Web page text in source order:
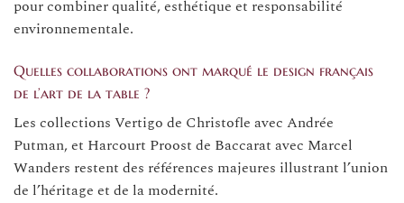
pour combiner qualité, esthétique et responsabilité
environnementale.
Quelles collaborations ont marqué le design français
de l’art de la table ?
Les collections Vertigo de Christofle avec Andrée
Putman, et Harcourt Proost de Baccarat avec Marcel
Wanders restent des références majeures illustrant l’union
de l’héritage et de la modernité.